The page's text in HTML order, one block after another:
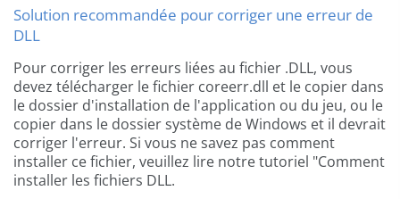
Solution recommandée pour corriger une erreur de
DLL
Pour corriger les erreurs liées au fichier .DLL, vous
devez télécharger le fichier coreerr.dll et le copier dans
le dossier d'installation de l'application ou du jeu, ou le
copier dans le dossier système de Windows et il devrait
corriger l'erreur. Si vous ne savez pas comment
installer ce fichier, veuillez lire notre tutoriel "Comment
installer les fichiers DLL.